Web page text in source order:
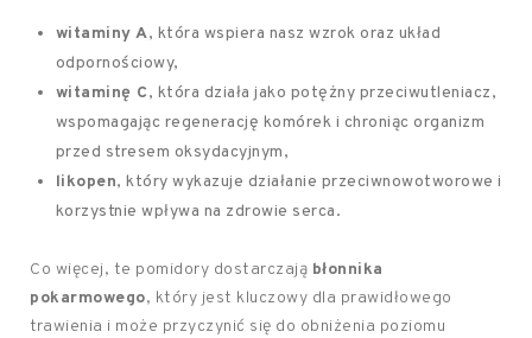
witaminy A, która wspiera nasz wzrok oraz układ
odpornościowy,
witaminę C, która działa jako potężny przeciwutleniacz,
wspomagając regenerację komórek i chroniąc organizm
przed stresem oksydacyjnym,
likopen, który wykazuje działanie przeciwnowotworowe i
korzystnie wpływa na zdrowie serca.
Co więcej, te pomidory dostarczają błonnika
pokarmowego, który jest kluczowy dla prawidłowego
trawienia i może przyczynić się do obniżenia poziomu